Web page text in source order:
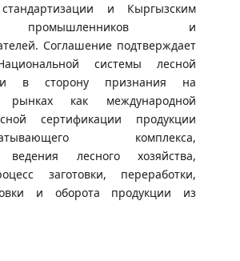
и Кыргызским
промышленников и
Соглашение подтверждает
системы лесной
в сторону признания на
рынках как международной
сертификации продукции
комплекса,
ведения лесного хозяйства,
заготовки, переработки,
и оборота продукции из